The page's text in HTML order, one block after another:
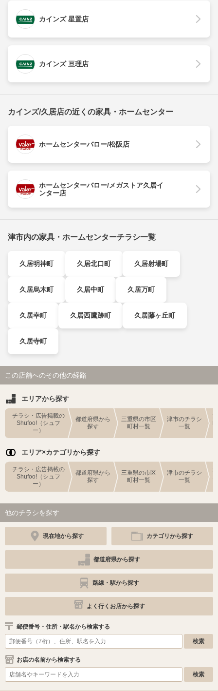
カインズ 星置店
カインズ 亘理店
カインズ/久居店の近くの家具・ホームセンター
ホームセンターバロー/松阪店
ホームセンターバロー/メガストア久居イ
ンター店
津市内の家具・ホームセンターチラシ一覧
久居明神町 久居北口町 久居射場町
久居烏木町 久居中町 久居万町
久居幸町 久居西鷹跡町 久居藤ヶ丘町
久居寺町
この店舗へのその他の経路
エリアから探す
チラシ・広告掲載の
Shufoo!（シュフ
ー）
都道府県から
探す
三重県の市区
町村一覧
津市のチラシ
一覧
エリア×カテゴリから探す
チラシ・広告掲載の
Shufoo!（シュフ
ー）
都道府県から
探す
三重県の市区
町村一覧
津市のチラシ
一覧
他のチラシを探す
現在地から探す カテゴリから探す
都道府県から探す
路線・駅から探す
よく行くお店から探す
郵便番号・住所・駅名から検索する
お店の名前から検索する